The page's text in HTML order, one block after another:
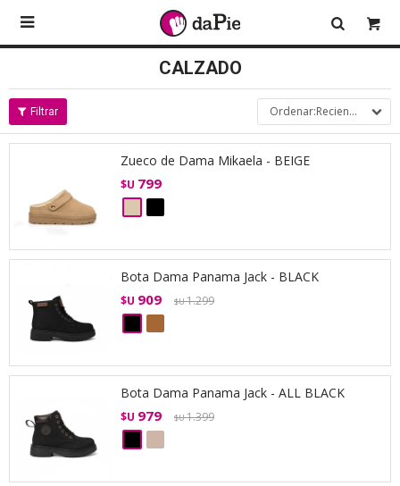

CALZADO
Recientes
Zueco de Dama Mikaela - BEIGE
$U 799
Bota Dama Panama Jack - BLACK
$U 909 $U1.299
Bota Dama Panama Jack - ALL BLACK
$U 979 $U1.399